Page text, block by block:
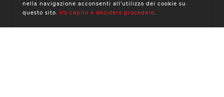
nella navigazione acconsenti all’utilizzo dei cookie su
questo sito. Ho capito e desidero procedere.